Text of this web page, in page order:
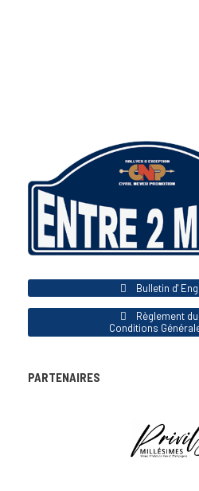
Bulletin d'
Règlement
Conditions
PARTENAIRES